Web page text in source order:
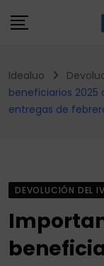
to
Idealuo
beneficiarios 2025
entregas de
DEVOLUCIÓN DEL